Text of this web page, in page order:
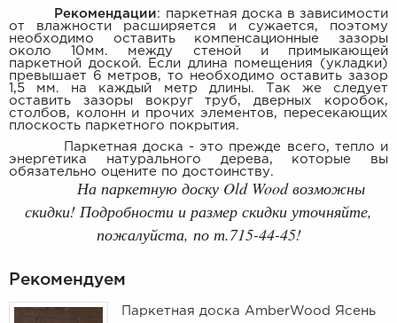
Рекомендации: паркетная доска в зависимости
от влажности расширяется и сужается, поэтому
необходимо оставить компенсационные зазоры
около 10мм. между стеной и примыкающей
паркетной доской. Если длина помещения (укладки)
превышает 6 метров, то необходимо оставить зазор
1,5 мм. на каждый метр длины. Так же следует
оставить зазоры вокруг труб, дверных коробок,
столбов, колонн и прочих элементов, пересекающих
плоскость паркетного покрытия.
Паркетная доска - это прежде всего, тепло и
энергетика натурального дерева, которые вы
обязательно оцените по достоинству.
На паркетную доску Old Wood возможны
скидки! Подробности и размер скидки уточняйте,
пожалуйста, по т.715-44-45!
Рекомендуем
Паркетная доска AmberWood Ясень